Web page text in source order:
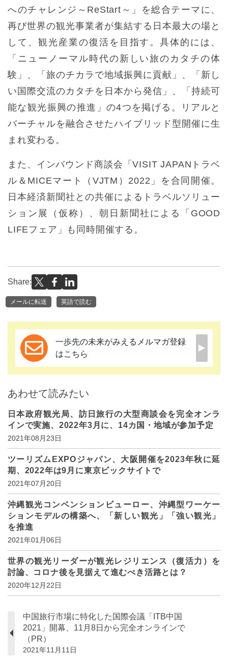
へのチャレンジ～ReStart～」を総合テーマに、
再び世界の観光事業者が集結する日本最大の場と
して、観光産業の復活を目指す。具体的には、
「ニューノーマル時代の新しい旅のカタチの体
験」、「旅のチカラで地域振興に貢献」、「新し
い国際交流のカタチを日本から発信」、「持続可
能な観光振興の推進」の4つを掲げる。リアルと
バーチャルを融合させたハイブリッド型開催に生
まれ変わる。
また、インバウンド商談会「VISIT JAPANトラベ
ル＆MICEマート（VJTM）2022」を合同開催。
日本経済新聞社との共催によるトラベルソリュー
ション展（仮称）、朝日新聞社による「GOOD
LIFEフェア」も同時開催する。
Share:
メールに転送 英語で読む
一歩先の未来がみえるメルマガ登録
はこちら
あわせて読みたい
日本政府観光局、訪日旅行の大型商談会を完全オンラ
インで実施、2022年3月に、14カ国・地域が参加予定
2021年08月23日
ツーリズムEXPOジャパン、大阪開催を2023年秋に延
期、2022年は9月に東京ビックサイトで
2021年07月20日
沖縄観光コンベンションビューロー、沖縄型ワーケー
ションモデルの構築へ、「新しい観光」「強い観光」
を推進
2021年01月06日
世界の観光リーダーが観光レジリエンス（復活力）を
討論、コロナ後を見据えて進むべき活路とは？
2020年12月22日
中国旅行市場に特化した国際会議「ITB中国
2021」開幕、11月8日から完全オンラインで
（PR）
2021年11月11日